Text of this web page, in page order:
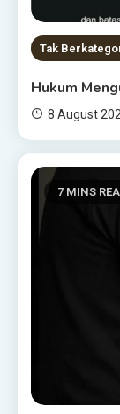
Tak
Hukum
8 August
7 MINS